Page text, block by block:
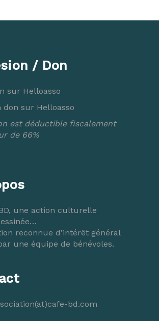
/ Don
sur Helloasso
don sur Helloasso
est déductible fiscalement
de 66%
une action culturelle
reconnue d’intérêt général
une équipe de bénévoles.
bd.com